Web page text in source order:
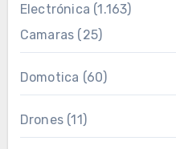
Electrónica (1.163)
Camaras (25)
Domotica (60)
Drones(11)